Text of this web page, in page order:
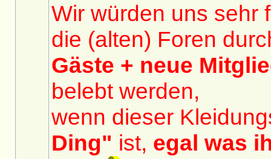
Wir würden uns sehr
die (alten) Foren
Gäste + neue
belebt werden,
wenn dieser
Ding" ist, egal was